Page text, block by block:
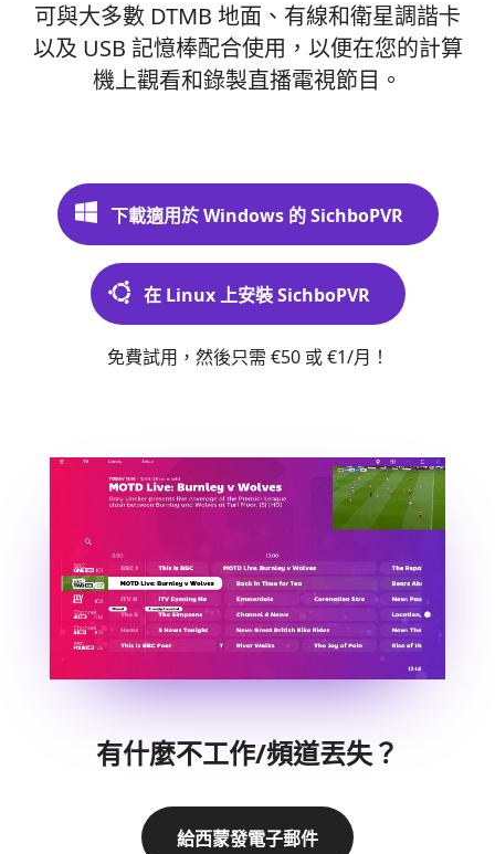
可與大多數 DTMB 地面、有線和衛星調諧卡
以及 USB 記憶棒配合使用，以便在您的計算
機上觀看和錄製直播電視節目。
下載適用於 Windows 的 SichboPVR
在 Linux 上安裝 SichboPVR
免費試用，然後只需 €50 或 €1/月！
有什麼不工作/頻道丟失？
給西蒙發電子郵件